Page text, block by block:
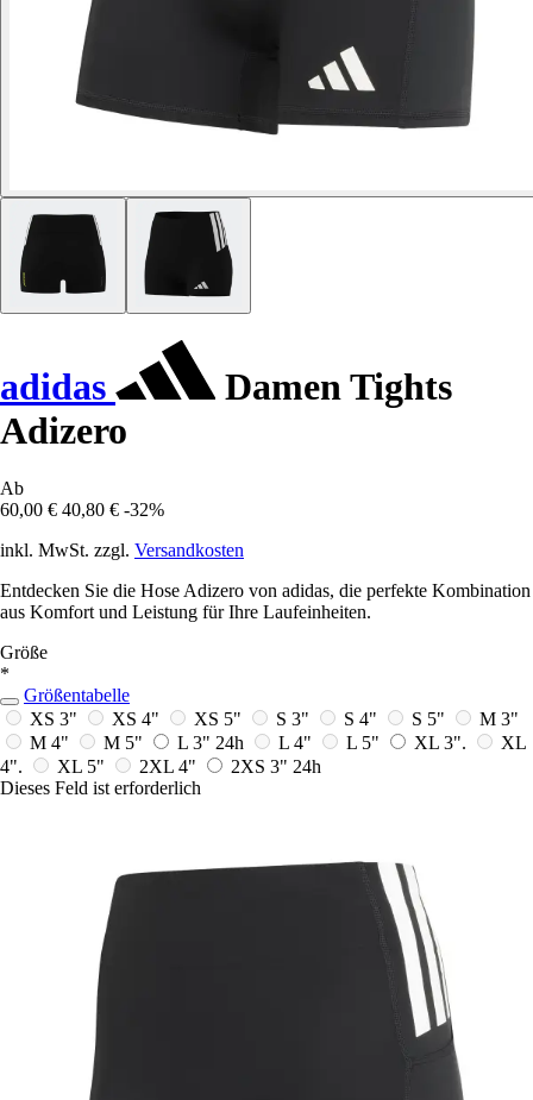
adidas
Damen Tights
Adizero
Ab
60,00 € 40,80 € -32%
inkl. MwSt. zzgl. Versandkosten
Entdecken Sie die Hose Adizero von adidas, die perfekte Kombination
aus Komfort und Leistung für Ihre Laufeinheiten.
Größe
*
Größentabelle
XS 3"
XS 4" XS 5" S 3" S 4" S 5"
M 3"
M 4"
M 5" L 3" 24h L 4" L 5" XL 3".
XL
4".
XL 5" 2XL 4" 2XS 3" 24h
Dieses Feld ist erforderlich